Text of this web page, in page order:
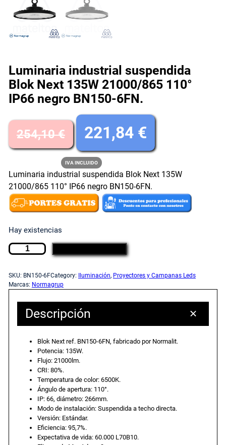
Luminaria industrial suspendida
Blok Next 135W 21000/865 110°
IP66 negro BN150-6FN.
254,10€
E
l
p
r
c
i
o
o
r
i
g
i
221,84 €
l
p
r
i
o
a
u
IVA INCLUIDO
Luminaria industrial suspendida Blok Next 135W
21000/865 110° IP66 negro BN150-6FN.
Hay existencias
L
m
i
SKU: BN150-6FCategory: Iluminación, Proyectores y Campanas Leds
Marcas: Normagrup
Descripción
Blok Next ref. BN150-6FN, fabricado por Normalit.
Potencia: 135W.
Flujo: 21000lm.
CRI: 80%.
Temperatura de color: 6500K.
Ángulo de apertura: 110°.
IP: 66, diámetro: 266mm.
Modo de instalación: Suspendida a techo directa.
Versión: Estándar.
Eficiencia: 95,7%.
Expectativa de vida: 60.000 L70B10.